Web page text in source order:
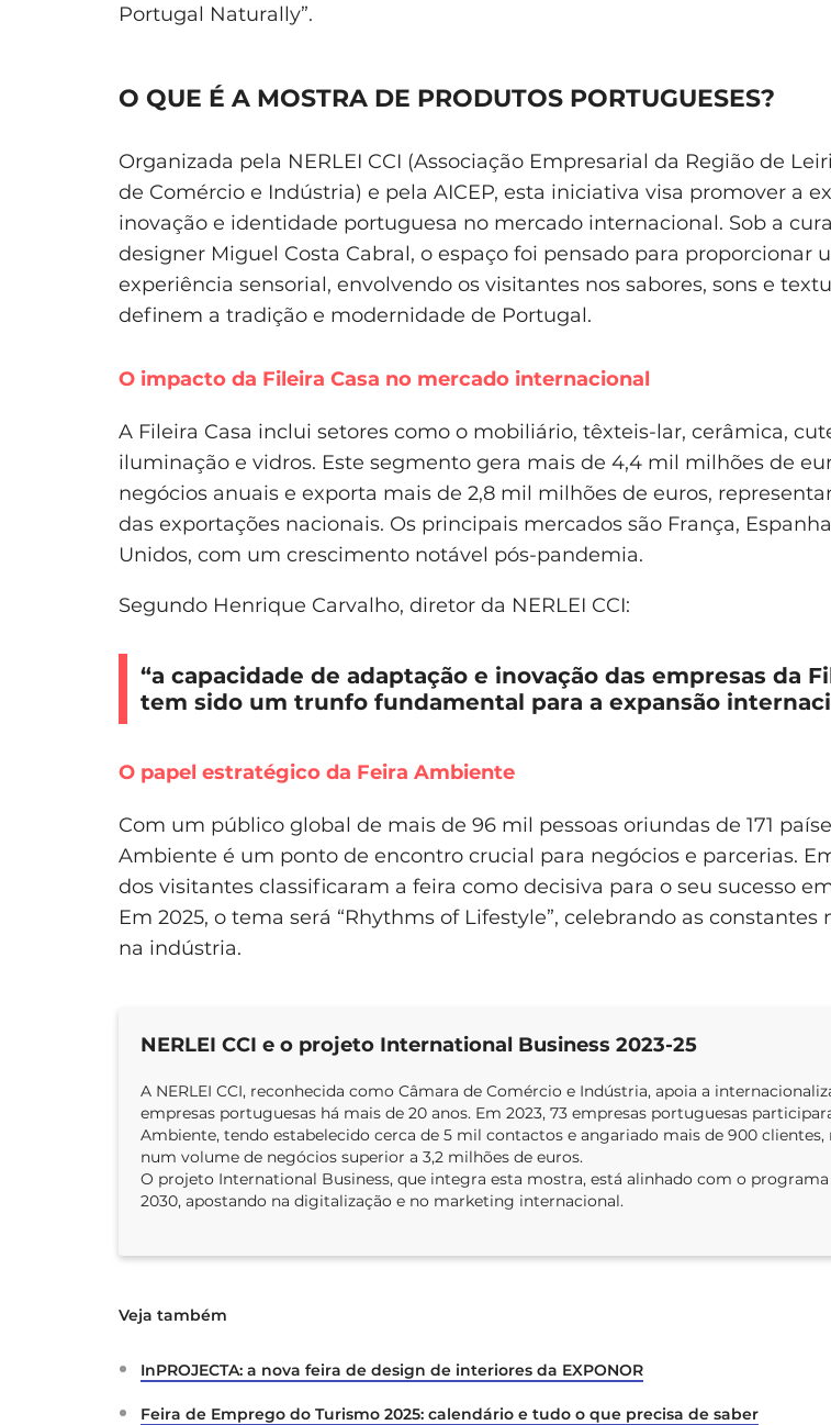
Portugal Naturally”.
O QUE É A MOSTRA DE PRODUTOS PORTUGUESES?
Organizada pela NERLEI CCI (Associação Empresarial da Região de
de Comércio e Indústria) e pela AICEP, esta iniciativa visa promover a
inovação e identidade portuguesa no mercado internacional. Sob a
designer Miguel Costa Cabral, o espaço foi pensado para proporcionar
experiência sensorial, envolvendo os visitantes nos sabores, sons e
definem a tradição e modernidade de Portugal.
O impacto da Fileira Casa no mercado internacional
A Fileira Casa inclui setores como o mobiliário, têxteis-lar, cerâmica,
iluminação e vidros. Este segmento gera mais de 4,4 mil milhões de
negócios anuais e exporta mais de 2,8 mil milhões de euros,
das exportações nacionais. Os principais mercados são França,
Unidos, com um crescimento notável pós-pandemia.
Segundo Henrique Carvalho, diretor da NERLEI CCI:
“a capacidade de adaptação e inovação das empresas da
tem sido um trunfo fundamental para a expansão
O papel estratégico da Feira Ambiente
Com um público global de mais de 96 mil pessoas oriundas de 171
Ambiente é um ponto de encontro crucial para negócios e parcerias.
dos visitantes classificaram a feira como decisiva para o seu sucesso
Em 2025, o tema será “Rhythms of Lifestyle”, celebrando as constantes
na indústria.
NERLEI CCI e o projeto International Business 2023-25
A NERLEI CCI, reconhecida como Câmara de Comércio e Indústria, apoia a
empresas portuguesas há mais de 20 anos. Em 2023, 73 empresas portuguesas
Ambiente, tendo estabelecido cerca de 5 mil contactos e angariado mais de 900 clientes,
num volume de negócios superior a 3,2 milhões de euros.
O projeto International Business, que integra esta mostra, está alinhado com o
2030, apostando na digitalização e no marketing internacional.
Veja também
InPROJECTA: a nova feira de design de interiores da EXPONOR
Feira de Emprego do Turismo 2025: calendário e tudo o que precisa de saber